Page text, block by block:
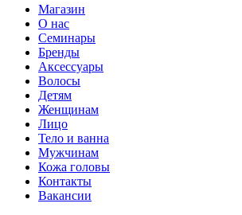
Магазин
О нас
Семинары
Бренды
Аксессуары
Волосы
Детям
Женщинам
Лицо
Тело и ванна
Мужчинам
Кожа головы
Контакты
Вакансии